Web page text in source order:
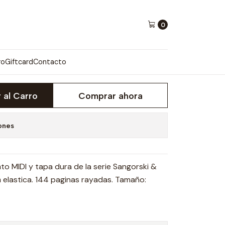
0
GiftcardContacto
- HAFIZ'S
al Carro Comprar ahora
MIDI y tapa dura de la serie Sangorski &
144 paginas rayadas. Tamaño: